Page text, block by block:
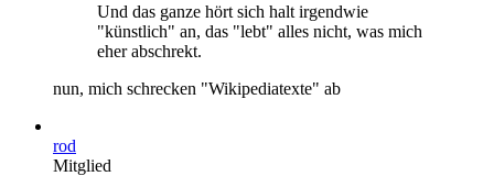
Und das ganze hört sich halt irgendwie
"künstlich" an, das "lebt" alles nicht, was mich
eher abschrekt.
nun, mich schrecken "Wikipediatexte" ab
rod
Mitglied